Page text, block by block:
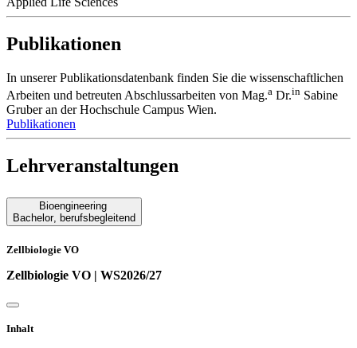
Publikationen
In unserer Publikationsdatenbank finden Sie die wissenschaftlichen
Arbeiten und betreuten Abschlussarbeiten von Mag.a Dr.in Sabine
Gruber an der Hochschule Campus Wien.
Publikationen
Lehrveranstaltungen
Bioengineering
Bachelor, berufsbegleitend
Zellbiologie VO
Zellbiologie VO | WS2026/27
Inhalt